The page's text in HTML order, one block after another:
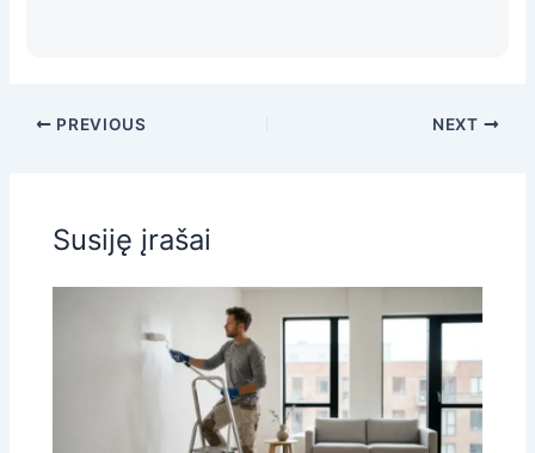
PREVIOUS NEXT
Susiję įrašai